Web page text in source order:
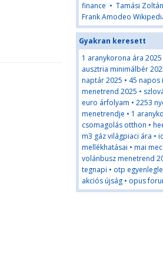
finance • Tamási Zoltán
Frank Amodeo
Gyakran keresett
1 aranykorona ára 2025
ausztria minimálbér
naptár 2025 • 45 napos
menetrend 2025 •
euro árfolyam • 2253
menetrendje • 1
csomagolás otthon •
m3 gáz világpiaci ára •
mellékhatásai • mai
volánbusz menetrend
tegnapi • otp
akciós újság • opus